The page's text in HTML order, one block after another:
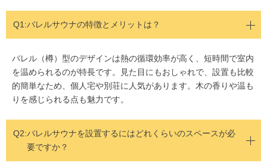
Q1:バレルサウナの特徴とメリットは？
バレル（樽）型のデザインは熱の循環効率が高く、短時間で室内
を温められるのが特長です。見た目にもおしゃれで、設置も比較
的簡単なため、個人宅や別荘に人気があります。木の香りや温も
りを感じられる点も魅力です。
Q2:バレルサウナを設置するにはどれくらいのスペースが必
要ですか？